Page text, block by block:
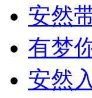
安然
有梦
安然